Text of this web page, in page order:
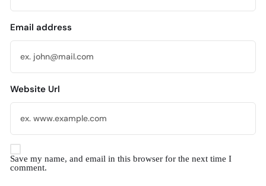
Email address
Website Url
Save my name, and email in this browser for the next time I
comment.